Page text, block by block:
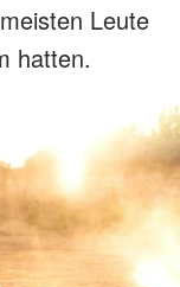
Leute
hatten.